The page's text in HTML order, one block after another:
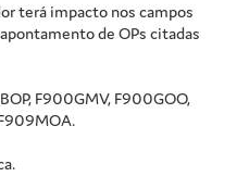
terá impacto nos campos
de OPs citadas
F900GMV, F900GOO,